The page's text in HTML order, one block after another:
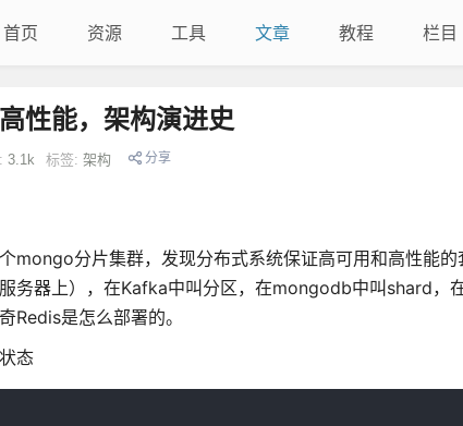
首页 资源 工具 文章 教程 栏目
性能，架构演进史
3.1k 标签: 架构 分享
mongo分片集群，发现分布式系统保证高可用和高性能
务器上），在Kafka中叫分区，在mongodb中叫shard，
Redis是怎么部署的。
态